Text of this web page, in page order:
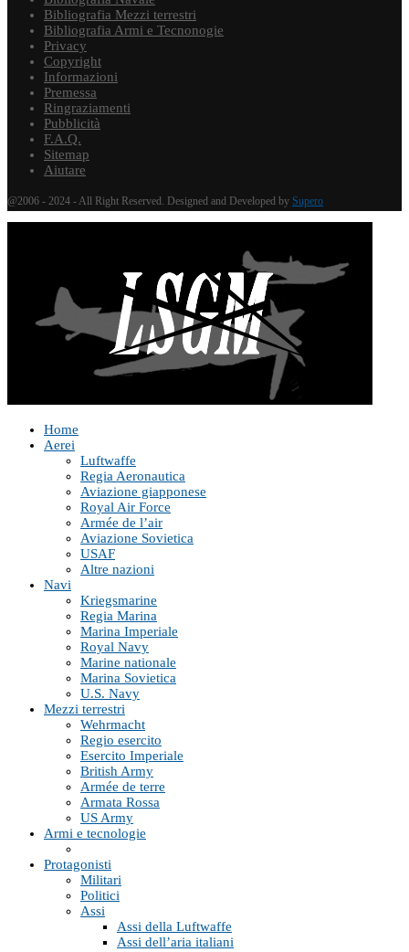
Bibliografia Mezzi terrestri
Bibliografia Armi e Tecnonogie
Privacy
Copyright
Informazioni
Premessa
Ringraziamenti
Pubblicità
F.A.Q.
Sitemap
Aiutare
@2006 - 2024 - All Right Reserved. Designed and Developed by Supero
Home
Aerei
Luftwaffe
Regia Aeronautica
Aviazione giapponese
Royal Air Force
Armée de l’air
Aviazione Sovietica
USAF
Altre nazioni
Navi
Kriegsmarine
Regia Marina
Marina Imperiale
Royal Navy
Marine nationale
Marina Sovietica
U.S. Navy
Mezzi terrestri
Wehrmacht
Regio esercito
Esercito Imperiale
British Army
Armée de terre
Armata Rossa
US Army
Armi e tecnologie
Protagonisti
Militari
Politici
Assi
Assi della Luftwaffe
Assi dell’aria italiani